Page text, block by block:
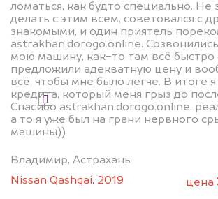
ломаться, как будто специально. Не
делать с этим всем, советовался с
знакомыми, и один приятель
astrakhan.dorogo.online.
мою машину, как-то там всё быстро
предложили адекватную цену и
всё, чтобы мне было легче. В итоге я
кредита, который меня грыз до
Спасибо astrakhan.dorogo.online,
а то я уже был на грани нервного
машины))
Владимир, Астрахань
Nissan Qashqai, 2019
цена
Узнать
Я даю согласие на
персональных данных и
политикой